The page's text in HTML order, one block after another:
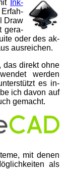
Ink­
Er­fah­
Draw
ge­ra­
oder des ak­
aus­rei­chen.
di­rekt oh­ne
wer­den
es in­
ich da­von auf
ge­macht.
mit de­nen
als